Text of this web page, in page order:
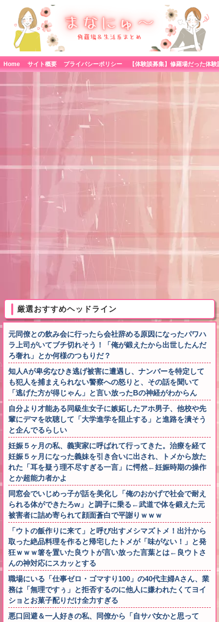
Home サイト概要 プライバシーポリシー
厳選おすすめヘッドライン
元同僚との飲み会に行ったら会社辞める原因になったパワハ
ラ上司がいてブチ切れそう！「俺が鍛えたから出世したんだ
ろ奢れ」とか何様のつもりだ？
知人Aが卑劣なひき逃げ被害に遭遇し、ナンバーを特定して
も犯人を捕まえられない警察への怒りと、その話を聞いて
「逃げた方が得じゃん」と言い放ったBの神経がわからん
自分より才能ある同級生女子に嫉妬したアホ男子、他校や先
輩にデマを吹聴して「大学進学を阻止する」と進路を潰そう
と企んでるらしい
妊娠５ヶ月の私、義実家に呼ばれて行ってきた。治療を経て
妊娠５ヶ月になった義妹を引き合いに出され、トメから放た
れた「耳を疑う理不尽すぎる一言」に愕然←妊娠時期の操作
とか超能力者かよ
同窓会でいじめっ子が話を美化し「俺のおかげで社会で耐え
られる体ができたろw」と調子に乗る←武道で体を鍛えた元
被害者に詰め寄られて顔面蒼白で平謝りｗｗｗ
「ウトの飯作りに来て」と呼び出すメシマズトメ！出汁から
取った絶品料理を作ると帰宅したトメが「味がない！」と発
狂ｗｗｗ箸を置いた良ウトが言い放った言葉とは←良ウトさ
んの神対応にスカッとする
職場にいる「仕事ゼロ・ゴマすり100」の40代主婦Aさん、業
務は「無理ですぅ」と拒否するのに他人に嫌われたくてヨイ
ショとお菓子配りだけ全力すぎる
悪口回避＆一人好きの私、同僚から「自サバ女かと思って